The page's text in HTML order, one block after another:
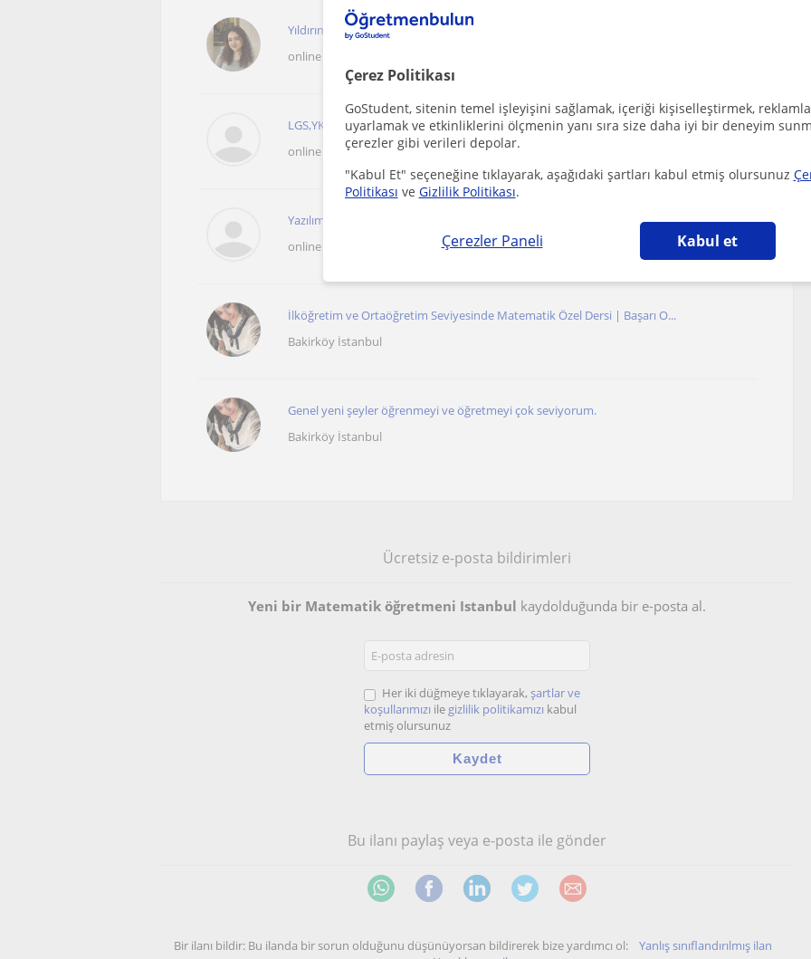
Çerez Politikası
GoStudent, sitenin temel işleyişini sağlamak, içeriği kişiselleştirmek,
uyarlamak ve etkinliklerini ölçmenin yanı sıra size daha iyi bir deneyim
çerezler gibi verileri depolar.
"Kabul Et" seçeneğine tıklayarak, aşağıdaki şartları kabul etmiş olursunuz
Politikası ve Gizlilik Politikası.
Çerezler Paneli Kabul et
Yıldırım Beyazıt Üniversitesi Endüstri Mühendisliği öğrencisiyim İlko...
online sunulan dersler
LGS,YKS,KPSS ADAYLARINA MATEMATİĞİ ANLAYARAK VE SEVDIREREK ÖĞRETMEK
online sunulan dersler
Yazılım, matematik ve robotik dersleriyle her seviyeye hitap ediyorum...
online sunulan dersler
İlköğretim ve Ortaöğretim Seviyesinde Matematik Özel Dersi | Başarı O...
Bakirköy İstanbul
Genel yeni şeyler öğrenmeyi ve öğretmeyi çok seviyorum.
Bakirköy İstanbul
Ücretsiz e-posta bildirimleri
Yeni bir Matematik öğretmeni Istanbul kaydolduğunda bir e-posta al.
Her iki düğmeye tıklayarak, şartlar ve
koşullarımızı ile gizlilik politikamızı kabul
etmiş olursunuz
Bu ilanı paylaş veya e-posta ile gönder
Bir ilanı bildir: Bu ilanda bir sorun olduğunu düşünüyorsan bildirerek bize yardımcı ol: Yanlış sınıflandırılmış ilan